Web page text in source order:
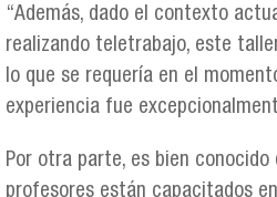
“Además, dado el contexto
realizando teletrabajo, este
lo que se requería en el
experiencia fue
Por otra parte, es bien conocido
profesores están capacitados